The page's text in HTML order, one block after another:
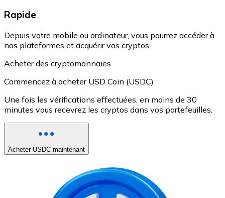
Rapide
Depuis votre mobile ou ordinateur, vous pourrez accéder à
nos plateformes et acquérir vos cryptos.
Acheter des cryptomonnaies
Commencez à acheter USD Coin (USDC)
Une fois les vérifications effectuées, en moins de 30
minutes vous recevrez les cryptos dans vos portefeuilles.
Acheter USDC maintenant